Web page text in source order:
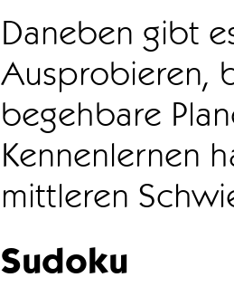
Daneben gibt
Ausprobieren,
begehbare
Kennenlernen
mittleren
Sudoku